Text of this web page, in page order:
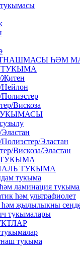
ҺӘМ
Вискоза
Эластан
Вискоза/Эластан
ТУКЫМА
тукыма
ламинация
һәм ультрафиолет
җылылыкны
тукымалары
тукыма